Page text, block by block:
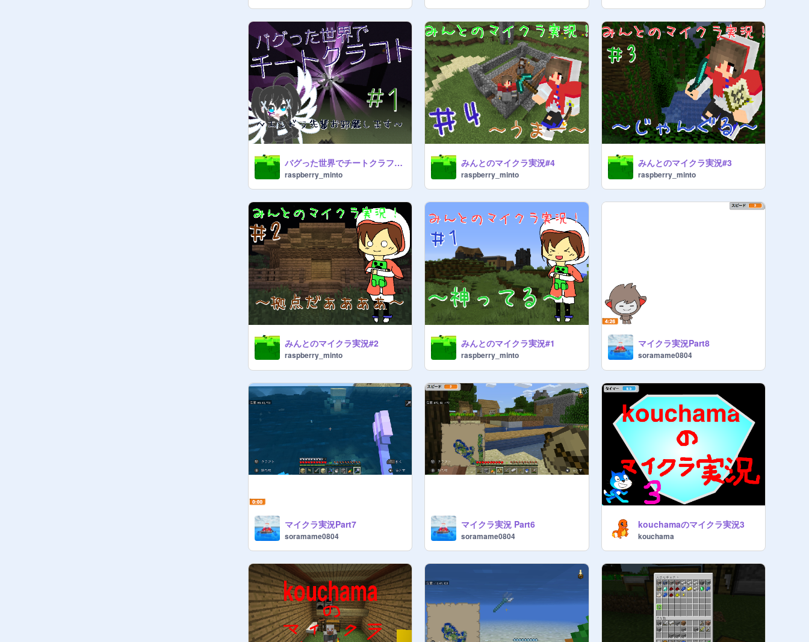
バグった世界でチートクラフト#1
raspberry_minto
みんとのマイクラ実況#4
raspberry_minto
みんとのマイクラ実況#3
raspberry_minto
みんとのマイクラ実況#2
raspberry_minto
みんとのマイクラ実況#1
raspberry_minto
マイクラ実況Part8
soramame0804
マイクラ実況Part7
soramame0804
マイクラ実況 Part6
soramame0804
kouchamaのマイクラ実況3
kouchama